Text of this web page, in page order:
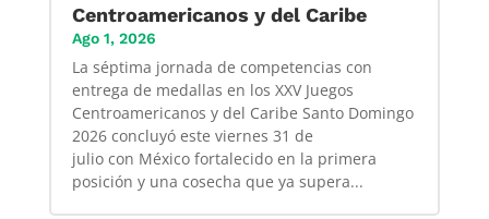
Centroamericanos y del Caribe
Ago 1, 2026
La séptima jornada de competencias con
entrega de medallas en los XXV Juegos
Centroamericanos y del Caribe Santo Domingo
2026 concluyó este viernes 31 de
julio con México fortalecido en la primera
posición y una cosecha que ya supera...